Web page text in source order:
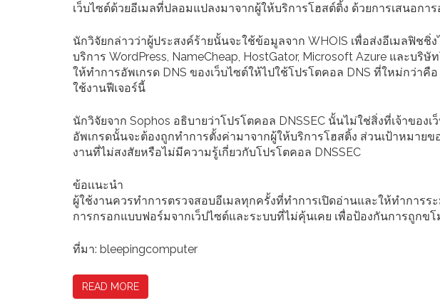
เว็บไซต์ด้วยอีเมลที่ปลอมแปลงมาจากผู้ให้บริการโฮสต์ติ้ง ด้วยการเสนอการ
นักวิจัยกล่าวว่าผู้ประสงค์ร้ายนั้นจะใช้ข้อมูลจาก WHOIS เพื่อส่งอีเมลฟิชชิ่
บริการ WordPress, NameCheap, HostGator, Microsoft Azure และบริ
ให้ทำการอัพเกรด DNS ของเว็บไซต์ให้ไปใช้โปรโตคอล DNS ที่ใหม่กว่าคือ
ใช้งานฟีเจอร์นี้
นักวิจัยจาก Sophos อธิบายว่าโปรโตคอล DNSSEC นั้นไม่ใช่สิ่งที่เจ้าของเ
อัพเกรดนั้นจะต้องถูกทำการตั้งค่ามาจากผู้ให้บริการโฮสติ้ง ส่วนเป้าหมาย
งานที่ไม่สงสัยหรือไม่มีความรู้เกี่ยวกับโปรโตคอล DNSSEC
ข้อเเนะนำ
ผู้ใช้งานควรทำการตรวจสอบอีเมลทุกครั้งที่ทำการเปิดอ่านและให้ทำการร
การกรอกแบบฟอร์มจากเว็ปไซต์และระบบที่ไม่คุ้นเคย เพื่อป้องกันการถูกข
ที่มา: bleepingcomputer
READ MORE